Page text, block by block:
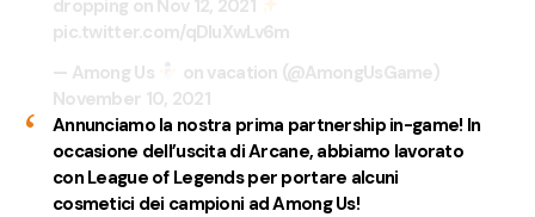
dropping on Nov 12, 2021
pic.twitter.com/qDIuXwLv6m
— Among Us
on vacation (@AmongUsGame)
November 10, 2021
Annunciamo la nostra prima partnership in-game! In
occasione dell’uscita di Arcane, abbiamo lavorato
con League of Legends per portare alcuni
cosmetici dei campioni ad Among Us!